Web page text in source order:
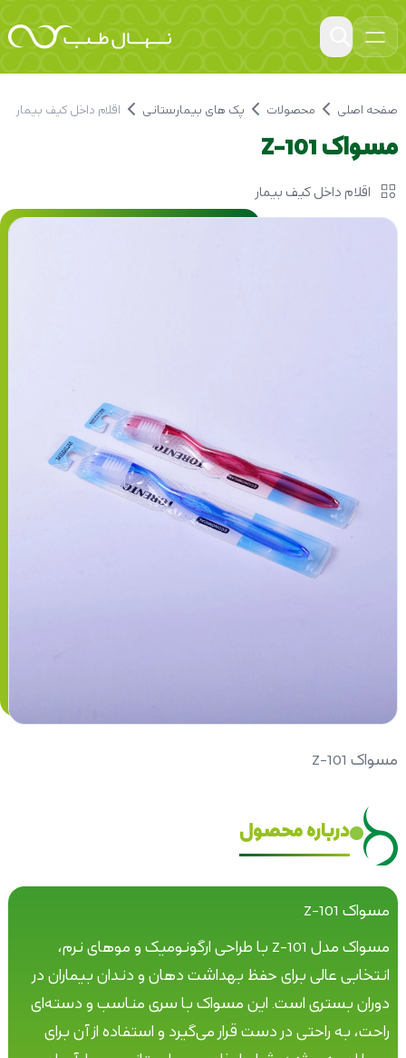
صفحه اصلی محصولات پک های بیمارستانی اقلام داخل کیف بیمار
مسواک Z-101
اقلام داخل کیف بیمار
مسواک Z-101
درباره محصول
مسواک Z-101
مسواک مدل Z-101 با طراحی ارگونومیک و موهای نرم،
انتخابی عالی برای حفظ بهداشت دهان و دندان بیماران در
دوران بستری است. این مسواک با سری مناسب و دسته‌ای
راحت، به راحتی در دست قرار می‌گیرد و استفاده از آن برای